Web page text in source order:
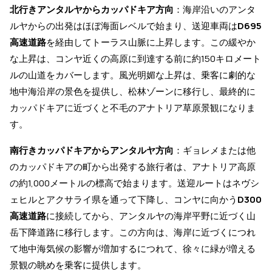
北行きアンタルヤからカッパドキア方向 ：海岸沿いのアンタ
ルヤからの出発はほぼ海面レベルで始まり、送迎車両はD695
高速道路を経由してトーラス山脈に上昇します。この緩やか
な上昇は、コンヤ近くの高原に到達する前に約150キロメート
ルの山道をカバーします。風光明媚な上昇は、乗客に劇的な
地中海沿岸の景色を提供し、松林ゾーンに移行し、最終的に
カッパドキアに近づくと不毛のアナトリア草原景観になりま
す。
南行きカッパドキアからアンタルヤ方向 ：ギョレメまたは他
のカッパドキアの町から出発する旅行者は、アナトリア高原
の約1,000メートルの標高で始まります。送迎ルートはネヴシ
ェヒルとアクサライ県を通って下降し、コンヤに向かう D300
高速道路に接続してから、アンタルヤの海岸平野に近づく山
岳下降道路に移行します。この方向は、海岸に近づくにつれ
て地中海気候の影響が増加するにつれて、徐々に緑が増える
景観の眺めを乗客に提供します。